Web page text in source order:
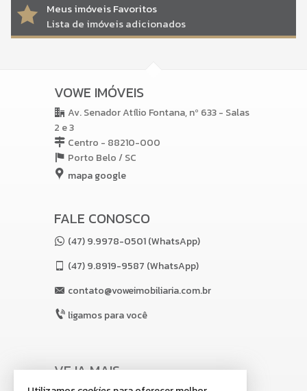
Meus imóveis Favoritos
Lista de imóveis adicionados
VOWE IMÓVEIS
Av. Senador Atílio Fontana, nº 633 - Salas
2 e 3
Centro - 88210-000
Porto Belo /SC
mapa google
FALE CONOSCO
(47) 9.9978-0501 (WhatsApp)
(47)9.8919-9587 (WhatsApp)
contato@voweimobiliaria.com.br
ligamos para você
VEJA MAIS